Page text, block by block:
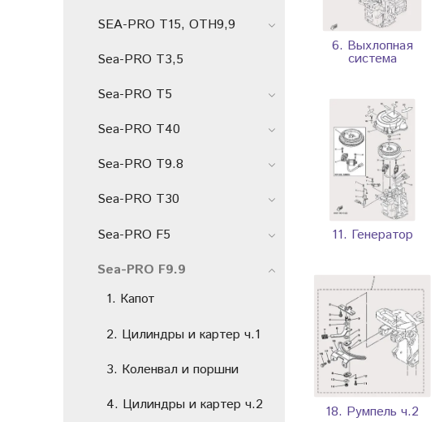
6. Выхлопная
система
11. Генератор
18. Румпель ч.2
SEA-PRO Т15, ОТН9,9
Sea-PRO T3,5
Sea-PRO T5
Sea-PRO T40
Sea-PRO T9.8
Sea-PRO T30
Sea-PRO F5
Sea-PRO F9.9
1. Капот
2. Цилиндры и картер ч.1
3. Коленвал и поршни
4. Цилиндры и картер ч.2